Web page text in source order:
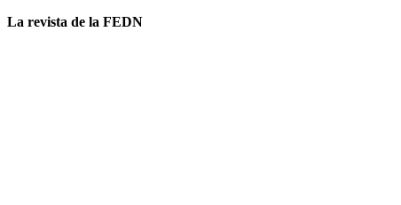
La revista de la FEDN